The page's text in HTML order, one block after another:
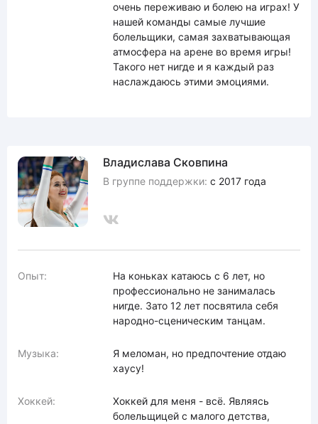
очень переживаю и болею на играх! У
нашей команды самые лучшие
болельщики, самая захватывающая
атмосфера на арене во время игры!
Такого нет нигде и я каждый раз
наслаждаюсь этими эмоциями.
Владислава Сковпина
В группе поддержки: с 2017 года
Опыт:
На коньках катаюсь с 6 лет, но
профессионально не занималась
нигде. Зато 12 лет посвятила себя
народно-сценическим танцам.
Музыка:
Я меломан, но предпочтение отдаю
хаусу!
Хоккей:
Хоккей для меня - всё. Являясь
болельщицей с малого детства,